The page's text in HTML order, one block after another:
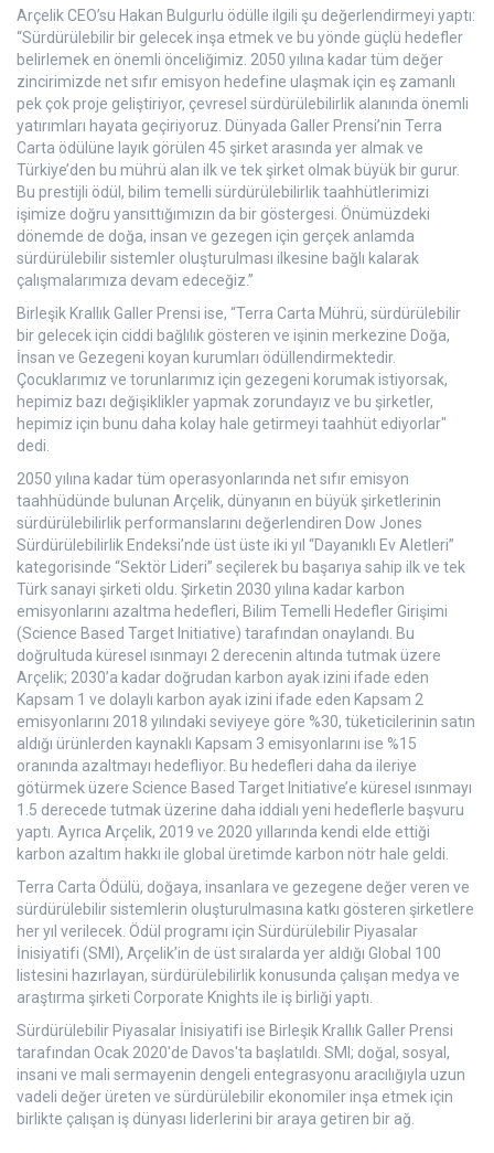
Arçelik CEO’su Hakan Bulgurlu ödülle ilgili şu değerlendirmeyi yaptı:
“Sürdürülebilir bir gelecek inşa etmek ve bu yönde güçlü hedefler
belirlemek en önemli önceliğimiz. 2050 yılına kadar tüm değer
zincirimizde net sıfır emisyon hedefine ulaşmak için eş zamanlı
pek çok proje geliştiriyor, çevresel sürdürülebilirlik alanında önemli
yatırımları hayata geçiriyoruz. Dünyada Galler Prensi’nin Terra
Carta ödülüne layık görülen 45 şirket arasında yer almak ve
Türkiye’den bu mührü alan ilk ve tek şirket olmak büyük bir gurur.
Bu prestijli ödül, bilim temelli sürdürülebilirlik taahhütlerimizi
işimize doğru yansıttığımızın da bir göstergesi. Önümüzdeki
dönemde de doğa, insan ve gezegen için gerçek anlamda
sürdürülebilir sistemler oluşturulması ilkesine bağlı kalarak
çalışmalarımıza devam edeceğiz.”
Birleşik Krallık Galler Prensi ise, “Terra Carta Mührü, sürdürülebilir
bir gelecek için ciddi bağlılık gösteren ve işinin merkezine Doğa,
İnsan ve Gezegeni koyan kurumları ödüllendirmektedir.
Çocuklarımız ve torunlarımız için gezegeni korumak istiyorsak,
hepimiz bazı değişiklikler yapmak zorundayız ve bu şirketler,
hepimiz için bunu daha kolay hale getirmeyi taahhüt ediyorlar"
dedi.
2050 yılına kadar tüm operasyonlarında net sıfır emisyon
taahhüdünde bulunan Arçelik, dünyanın en büyük şirketlerinin
sürdürülebilirlik performanslarını değerlendiren Dow Jones
Sürdürülebilirlik Endeksi’nde üst üste iki yıl “Dayanıklı Ev Aletleri”
kategorisinde “Sektör Lideri” seçilerek bu başarıya sahip ilk ve tek
Türk sanayi şirketi oldu. Şirketin 2030 yılına kadar karbon
emisyonlarını azaltma hedefleri, Bilim Temelli Hedefler Girişimi
(Science Based Target Initiative) tarafından onaylandı. Bu
doğrultuda küresel ısınmayı 2 derecenin altında tutmak üzere
Arçelik; 2030’a kadar doğrudan karbon ayak izini ifade eden
Kapsam 1 ve dolaylı karbon ayak izini ifade eden Kapsam 2
emisyonlarını 2018 yılındaki seviyeye göre %30, tüketicilerinin satın
aldığı ürünlerden kaynaklı Kapsam 3 emisyonlarını ise %15
oranında azaltmayı hedefliyor. Bu hedefleri daha da ileriye
götürmek üzere Science Based Target Initiative’e küresel ısınmayı
1.5 derecede tutmak üzerine daha iddialı yeni hedeflerle başvuru
yaptı. Ayrıca Arçelik, 2019 ve 2020 yıllarında kendi elde ettiği
karbon azaltım hakkı ile global üretimde karbon nötr hale geldi.
Terra Carta Ödülü, doğaya, insanlara ve gezegene değer veren ve
sürdürülebilir sistemlerin oluşturulmasına katkı gösteren şirketlere
her yıl verilecek. Ödül programı için Sürdürülebilir Piyasalar
İnisiyatifi (SMI), Arçelik’in de üst sıralarda yer aldığı Global 100
listesini hazırlayan, sürdürülebilirlik konusunda çalışan medya ve
araştırma şirketi Corporate Knights ile iş birliği yaptı.
Sürdürülebilir Piyasalar İnisiyatifi ise Birleşik Krallık Galler Prensi
tarafından Ocak 2020'de Davos'ta başlatıldı. SMI; doğal, sosyal,
insani ve mali sermayenin dengeli entegrasyonu aracılığıyla uzun
vadeli değer üreten ve sürdürülebilir ekonomiler inşa etmek için
birlikte çalışan iş dünyası liderlerini bir araya getiren bir ağ.